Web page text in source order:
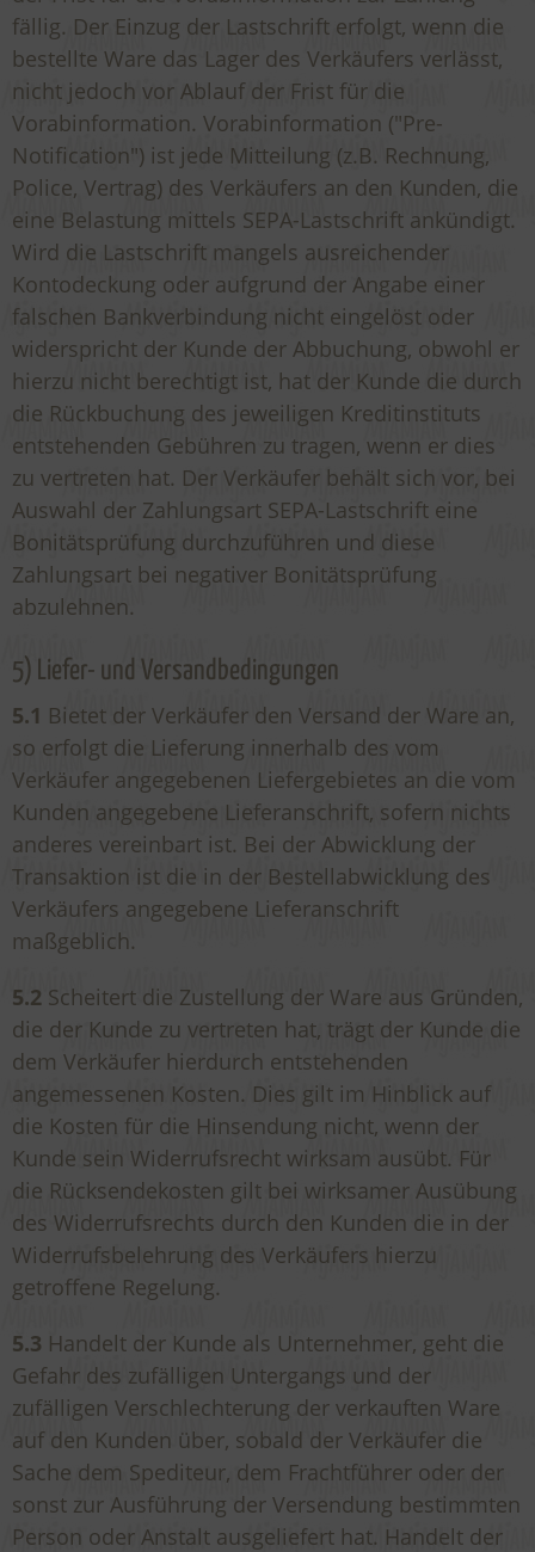
fällig. Der Einzug der Lastschrift erfolgt, wenn die
bestellte Ware das Lager des Verkäufers verlässt,
nicht jedoch vor Ablauf der Frist für die
Vorabinformation. Vorabinformation ("Pre-
Notification") ist jede Mitteilung (z.B. Rechnung,
Police, Vertrag) des Verkäufers an den Kunden, die
eine Belastung mittels SEPA-Lastschrift ankündigt.
Wird die Lastschrift mangels ausreichender
Kontodeckung oder aufgrund der Angabe einer
falschen Bankverbindung nicht eingelöst oder
widerspricht der Kunde der Abbuchung, obwohl er
hierzu nicht berechtigt ist, hat der Kunde die durch
die Rückbuchung des jeweiligen Kreditinstituts
entstehenden Gebühren zu tragen, wenn er dies
zu vertreten hat. Der Verkäufer behält sich vor, bei
Auswahl der Zahlungsart SEPA-Lastschrift eine
Bonitätsprüfung durchzuführen und diese
Zahlungsart bei negativer Bonitätsprüfung
abzulehnen.
5) Liefer- und Versandbedingungen
5.1 Bietet der Verkäufer den Versand der Ware an,
so erfolgt die Lieferung innerhalb des vom
Verkäufer angegebenen Liefergebietes an die vom
Kunden angegebene Lieferanschrift, sofern nichts
anderes vereinbart ist. Bei der Abwicklung der
Transaktion ist die in der Bestellabwicklung des
Verkäufers angegebene Lieferanschrift
maßgeblich.
5.2 Scheitert die Zustellung der Ware aus Gründen,
die der Kunde zu vertreten hat, trägt der Kunde die
dem Verkäufer hierdurch entstehenden
angemessenen Kosten. Dies gilt im Hinblick auf
die Kosten für die Hinsendung nicht, wenn der
Kunde sein Widerrufsrecht wirksam ausübt. Für
die Rücksendekosten gilt bei wirksamer Ausübung
des Widerrufsrechts durch den Kunden die in der
Widerrufsbelehrung des Verkäufers hierzu
getroffene Regelung.
5.3 Handelt der Kunde als Unternehmer, geht die
Gefahr des zufälligen Untergangs und der
zufälligen Verschlechterung der verkauften Ware
auf den Kunden über, sobald der Verkäufer die
Sache dem Spediteur, dem Frachtführer oder der
sonst zur Ausführung der Versendung bestimmten
Person oder Anstalt ausgeliefert hat. Handelt der